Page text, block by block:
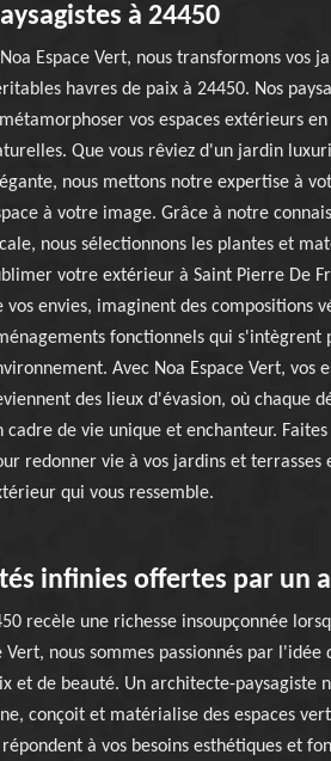
à 24450
Espace Vert, nous transformons vos
havres de paix à 24450. Nos
vos espaces extérieurs
Que vous rêviez d'un jardin
nous mettons notre expertise à
à votre image. Grâce à notre
nous sélectionnons les plantes et
votre extérieur à Saint Pierre De
vos envies, imaginent des compositions
fonctionnels qui s'intègrent
Avec Noa Espace Vert, vos
des lieux d'évasion, où chaque
cadre de vie unique et enchanteur.
redonner vie à vos jardins et terrasses
qui vous ressemble.
infinies offertes par un
recèle une richesse insoupçonnée
Vert, nous sommes passionnés par
et de beauté. Un architecte-paysagiste
conçoit et matérialise des espaces
à vos besoins esthétiques et